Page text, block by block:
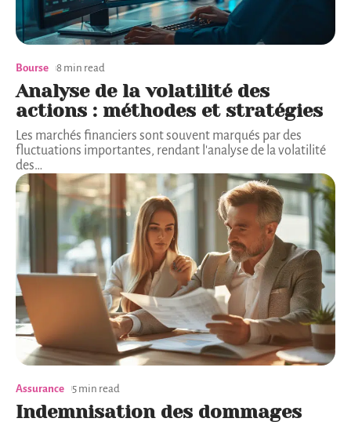
Bourse 8 min read
Analyse de la volatilité des
actions : méthodes et stratégies
Les marchés financiers sont souvent marqués par des
fluctuations importantes, rendant l'analyse de la volatilité
des…
Assurance 5 min read
Indemnisation des dommages